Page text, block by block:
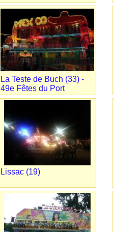
La Teste de Buch (33) -
49e Fêtes du Port
Lissac (19)